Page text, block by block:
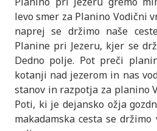
levo smer za Planino Vodični
naprej se držimo naše
Planine pri Jezeru, kjer se
Dedno polje. Pot preči
kotanji nad jezerom in nas
stanov in razpotja za planino
Poti, ki je dejansko ožja
makadamska cesta se